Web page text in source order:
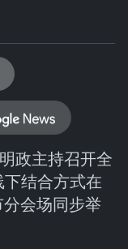
政主持召开全
结合方式在
会场同步举